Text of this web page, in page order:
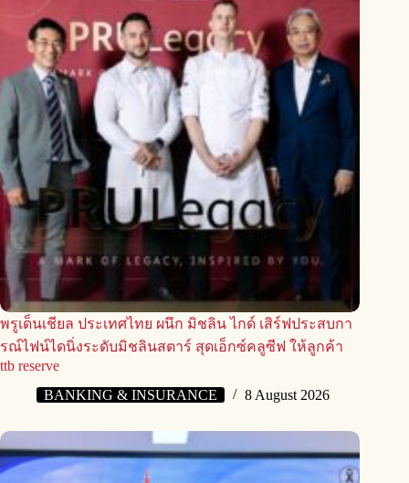
พรูเด็นเชียล ประเทศไทย ผนึก มิชลิน ไกด์ เสิร์ฟประสบกา
รณ์ไฟน์ไดนิ่งระดับมิชลินสตาร์ สุดเอ็กซ์คลูซีฟ ให้ลูกค้า
ttb reserve
BANKING & INSURANCE
8 August 2026